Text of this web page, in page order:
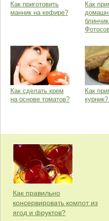
Как приготовить
манник на кефире?
Как
Как сделать крем
на основе томатов?
Как
Как правильно
консервировать компот из
ягод и фруктов?